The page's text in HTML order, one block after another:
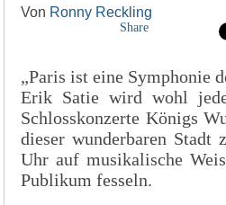
Von Ronny Reckling
Share
„Paris ist eine Symphonie
Erik Satie wird wohl
Schlosskonzerte Königs
dieser wunderbaren Stadt
Uhr auf musikalische
Publikum fesseln.